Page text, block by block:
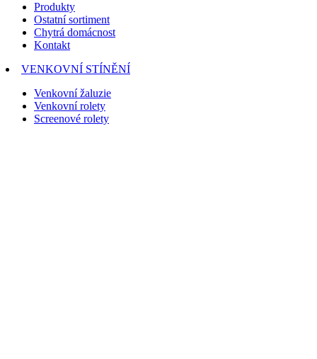
Produkty
Ostatní sortiment
Chytrá domácnost
Kontakt
VENKOVNÍ STÍNĚNÍ
Venkovní žaluzie
Venkovní rolety
Screenové rolety